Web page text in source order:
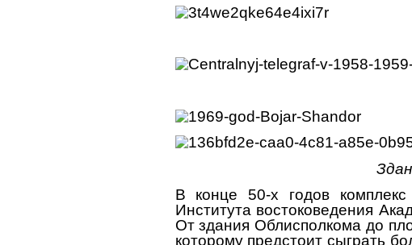
В конце 50-х годов
Института востоковедения
От здания Облисполкома до
которому предстоит сыграть